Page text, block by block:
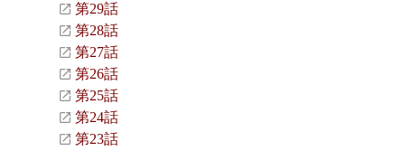
第29話
第28話
第27話
第26話
第25話
第24話
第23話